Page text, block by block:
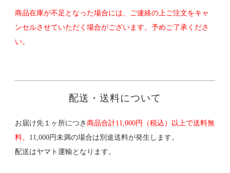
商品在庫が不足となった場合には、ご連絡の上ご注文をキャ
ンセルさせていただく場合がございます。予めご了承くださ
い。
配送・送料について
お届け先１ヶ所につき商品合計11,000円（税込）以上で送料無
料。 11,000円未満の場合は別途送料が発生します。
配送はヤマト運輸となります。